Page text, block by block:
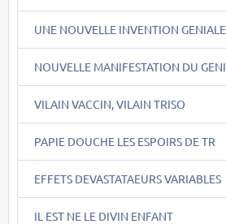
UNE NOUVELLE INVENTION GENIALE
NOUVELLE MANIFESTATION DU GENI
VILAIN VACCIN, VILAIN TRISO
PAPIE DOUCHE LES ESPOIRS DE TR
EFFETS DEVASTATAEURS VARIABLES
IL EST NE LE DIVIN ENFANT